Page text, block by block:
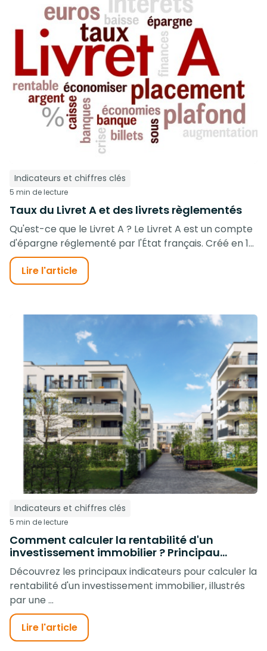
Indicateurs et chiffres clés
5 min de lecture
Taux du Livret A et des livrets règlementés
Qu'est-ce que le Livret A ? Le Livret A est un compte
d'épargne réglementé par l'État français. Créé en 1...
Lire l'article
Indicateurs et chiffres clés
5 min de lecture
Comment calculer la rentabilité d'un
investissement immobilier ? Principau...
Découvrez les principaux indicateurs pour calculer la
rentabilité d'un investissement immobilier, illustrés
par une ...
Lire l'article